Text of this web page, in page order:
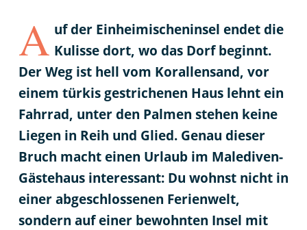
A uf der Einheimischeninsel endet die
Kulisse dort, wo das Dorf beginnt.
Der Weg ist hell vom Korallensand, vor
einem türkis gestrichenen Haus lehnt ein
Fahrrad, unter den Palmen stehen keine
Liegen in Reih und Glied. Genau dieser
Bruch macht einen Urlaub im Malediven-
Gästehaus interessant: Du wohnst nicht in
einer abgeschlossenen Ferienwelt,
sondern auf einer bewohnten Insel mit